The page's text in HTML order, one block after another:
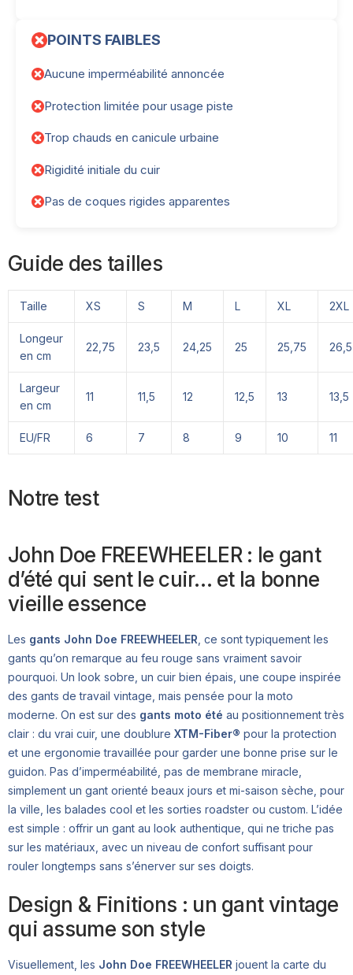
POINTS FAIBLES
Aucune imperméabilité annoncée
Protection limitée pour usage piste
Trop chauds en canicule urbaine
Rigidité initiale du cuir
Pas de coques rigides apparentes
Guide des tailles
Taille XS S M L XL 2XL
Longeur
en cm
22,75 23,5 24,25 25 25,75 26,5
Largeur
en cm
11 11,5 12 12,5 13 13,5
EU/FR 6 7 8 9 10 11
Notre test
John Doe FREEWHEELER : le gant
d’été qui sent le cuir… et la bonne
vieille essence
Les gants John Doe FREEWHEELER , ce sont typiquement les
gants qu’on remarque au feu rouge sans vraiment savoir
pourquoi. Un look sobre, un cuir bien épais, une coupe inspirée
des gants de travail vintage, mais pensée pour la moto
moderne. On est sur des gants moto été au positionnement très
clair : du vrai cuir, une doublure XTM-Fiber® pour la protection
et une ergonomie travaillée pour garder une bonne prise sur le
guidon. Pas d’imperméabilité, pas de membrane miracle,
simplement un gant orienté beaux jours et mi-saison sèche, pour
la ville, les balades cool et les sorties roadster ou custom. L’idée
est simple : offrir un gant au look authentique, qui ne triche pas
sur les matériaux, avec un niveau de confort suffisant pour
rouler longtemps sans s’énerver sur ses doigts.
Design & Finitions : un gant vintage
qui assume son style
Visuellement, les John Doe FREEWHEELER jouent la carte du